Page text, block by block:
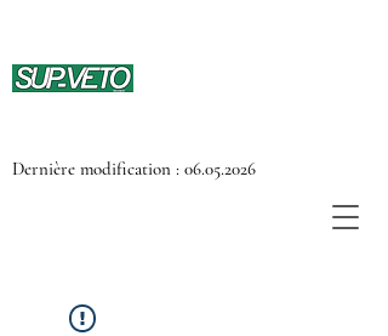
Dernière modification : 06.05.2026